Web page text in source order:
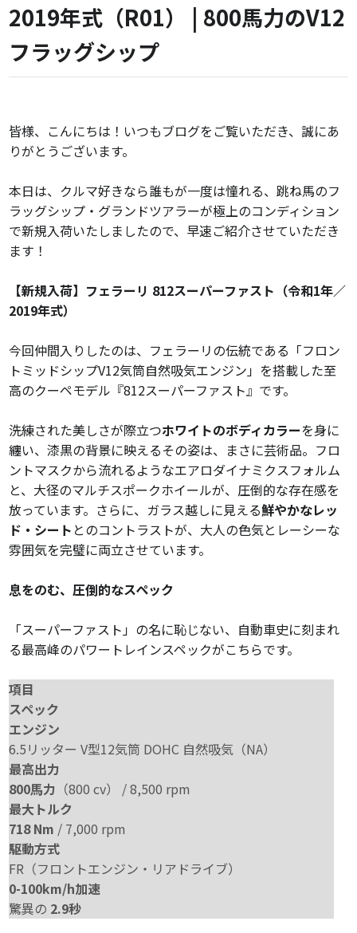
2019年式（R01） | 800馬力のV12
フラッグシップ
皆様、こんにちは！いつもブログをご覧いただき、誠にあ
りがとうございます。
本日は、クルマ好きなら誰もが一度は憧れる、跳ね馬のフ
ラッグシップ・グランドツアラーが極上のコンディション
で新規入荷いたしましたので、早速ご紹介させていただき
ます！
【新規入荷】フェラーリ 812スーパーファスト（令和1年／
2019年式）
今回仲間入りしたのは、フェラーリの伝統である「フロン
トミッドシップV12気筒自然吸気エンジン」を搭載した至
高のクーペモデル『812スーパーファスト』です。
洗練された美しさが際立つホワイトのボディカラーを身に
纏い、漆黒の背景に映えるその姿は、まさに芸術品。フロ
ントマスクから流れるようなエアロダイナミクスフォルム
と、大径のマルチスポークホイールが、圧倒的な存在感を
放っています。さらに、ガラス越しに見える鮮やかなレッ
ド・シート とのコントラストが、大人の色気とレーシーな
雰囲気を完璧に両立させています。
息をのむ、圧倒的なスペック
「スーパーファスト」の名に恥じない、自動車史に刻まれ
る最高峰のパワートレインスペックがこちらです。
項目
スペック
エンジン
6.5リッター V型12気筒 DOHC 自然吸気（NA）
最高出力
800馬力 （800 cv） / 8,500 rpm
最大トルク
718 Nm / 7,000 rpm
駆動方式
FR（フロントエンジン・リアドライブ）
0-100km/h加速
驚異の 2.9秒